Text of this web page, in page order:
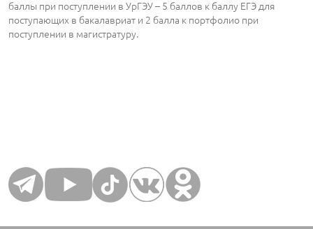
баллы при поступлении в УрГЭУ – 5 баллов к баллу ЕГЭ для
поступающих в бакалавриат и 2 балла к портфолио при
поступлении в магистратуру.